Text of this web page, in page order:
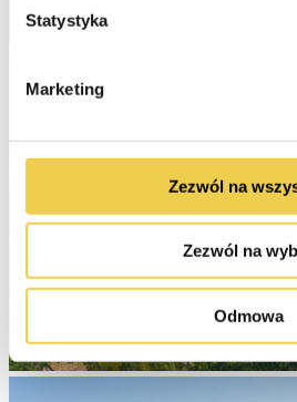
Statystyka
Marketing
Zezwól na
Zezwól na
Odmowa